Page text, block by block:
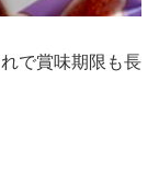
で賞味期限も長